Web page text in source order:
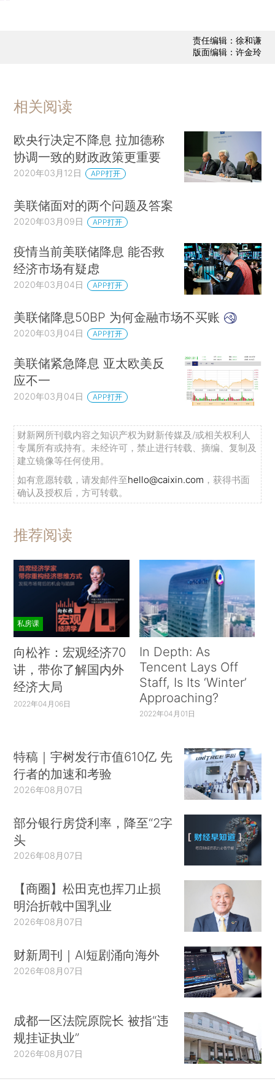
责任编辑：徐和谦
版面编辑：许金玲
相关阅读
欧央行决定不降息 拉加德称
协调一致的财政政策更重要
2020年03月12日 APP打开
美联储面对的两个问题及答案
2020年03月09日 APP打开
疫情当前美联储降息 能否救
经济市场有疑虑
2020年03月04日 APP打开
美联储降息50BP 为何金融市场不买账
2020年03月04日 APP打开
美联储紧急降息 亚太欧美反
应不一
2020年03月04日 APP打开
财新网所刊载内容之知识产权为财新传媒及/或相关权利人
专属所有或持有。未经许可，禁止进行转载、摘编、复制及
建立镜像等任何使用。
如有意愿转载，请发邮件至hello@caixin.com ，获得书面
确认及授权后，方可转载。
推荐阅读
私房课
向松祚：宏观经济70
讲，带你了解国内外
经济大局
2022年04月06日
In Depth: As
Tencent Lays Off
Staff, Is Its ‘Winter’
Approaching?
2022年04月01日
特稿｜宇树发行市值610亿 先
行者的加速和考验
2026年08月07日
部分银行房贷利率，降至“2字
头
2026年08月07日
【商圈】松田克也挥刀止损
明治折戟中国乳业
2026年08月07日
财新周刊｜AI短剧涌向海外
2026年08月07日
成都一区法院原院长 被指“违
规挂证执业”
2026年08月07日